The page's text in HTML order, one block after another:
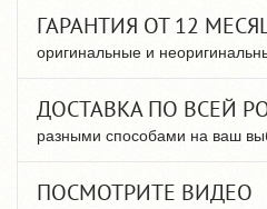
ГАРАНТИЯ ОТ 12
оригинальные и
ДОСТАВКА ПО ВСЕЙ
разными способами на ваш
ПОСМОТРИТЕ ВИДЕО